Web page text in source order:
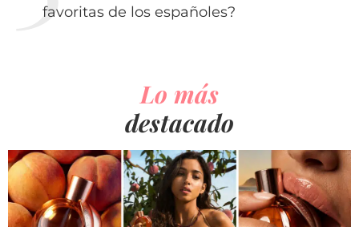
favoritas de los españoles?
Lo más
destacado